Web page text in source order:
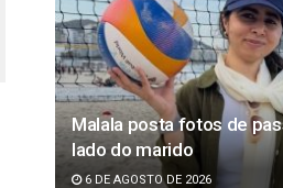
Malala posta fotos de
lado do marido
6 DE AGOSTO DE 2026